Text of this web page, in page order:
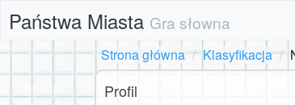
Państwa Miasta Gra słowna
Strona główna
Klasyfikacja
Profil